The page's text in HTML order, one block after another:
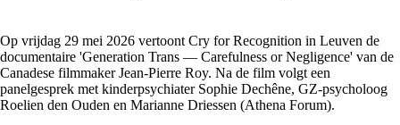
Op vrijdag 29 mei 2026 vertoont Cry for Recognition in Leuven de
documentaire 'Generation Trans — Carefulness or Negligence' van de
Canadese filmmaker Jean-Pierre Roy. Na de film volgt een
panelgesprek met kinderpsychiater Sophie Dechêne, GZ-psycholoog
Roelien den Ouden en Marianne Driessen (Athena Forum).